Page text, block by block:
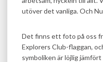
utöver det vanliga. Och
Det finns ett foto på oss
Explorers Club-flaggan,
symboliken är löjlig